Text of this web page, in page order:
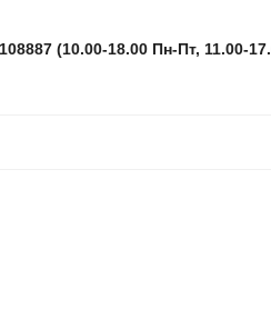
(10.00-18.00 Пн-Пт, 11.00-